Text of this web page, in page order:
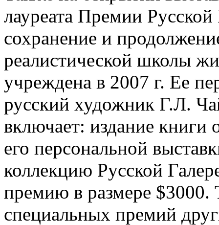
лауреата Премии
сохранение и
реалистической школы
учреждена в 2007 г. Ее
русский художник Г.Л.
включает: издание книги
его персональной
коллекцию Русской
премию в размере $3000.
специальных премий